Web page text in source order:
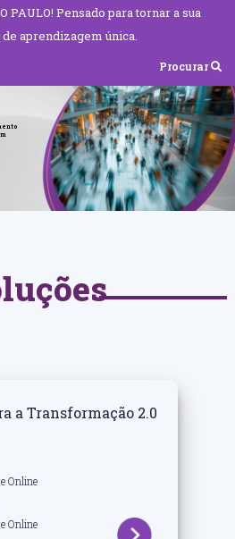
PAULO! Pensado para tornar a sua
aprendizagem única.
Procurar
a Transformação 2.0
Online
Online